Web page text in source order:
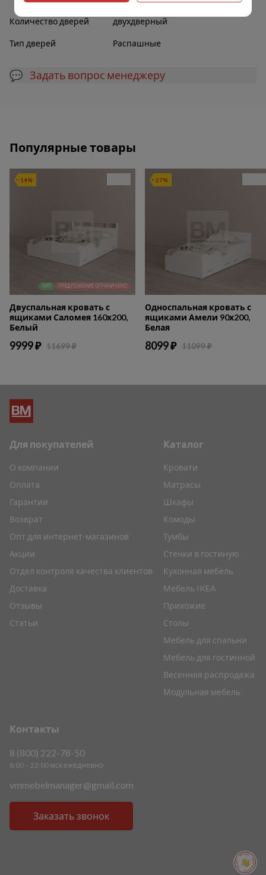
Количество дверей двухдверный
Тип дверей Распашные
💬 Задать вопрос менеджеру
Популярные товары
14%
ХИТ ПРЕДЛОЖЕНИЕ ОГРАНИЧЕНО
Двуспальная кровать с
ящиками Саломея 160х200,
Белый
9999 ₽ 11699 ₽
27%
Односпальная кровать с
ящиками Амели 90х200,
Белая
8099 ₽ 11099 ₽
ПОМОЩЬ ПОМОЩЬ ПОМОЩЬ ПОМОЩЬ
Контакты
8 (800) 222-78-50
8:00 – 22:00 мск ежедневно
vmmebelmanager@gmail.com
Заказать звонок
Каталог
Кровати
Матрасы
Шкафы
Комоды
Тумбы
Стенки в гостиную
Кухонная мебель
Мебель IKEA
Прихожие
Столы
Мебель для спальни
Мебель для гостинной
Весенняя распродажа
Модульная мебель
Для покупателей
О компании
Оплата
Гарантии
Возврат
Опт для интернет-магазинов
Акции
Отдел контроля качества клиентов
Доставка
Отзывы
Статьи